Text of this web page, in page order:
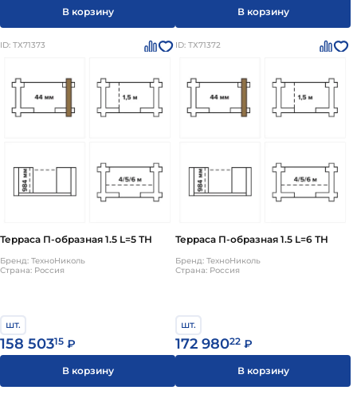
В корзину В корзину
ID: ТХ71373
Терраса П-образная 1.5 L=5 ТН
Бренд: ТехноНиколь
Страна: Россия
шт.
158 50315 ₽
В корзину
ID: ТХ71372
Терраса П-образная 1.5 L=6 ТН
Бренд: ТехноНиколь
Страна: Россия
шт.
172 98022 ₽
В корзину